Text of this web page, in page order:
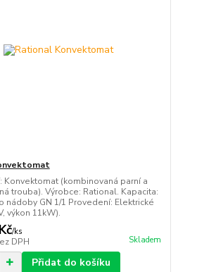
Konvektomat (kombinovaná parní a
trouba). Výrobce: Rational. Kapacita:
nádoby GN 1/1 Provedení: Elektrické
výkon 11kW).
/ks
DPH Skladem
Přidat do košíku